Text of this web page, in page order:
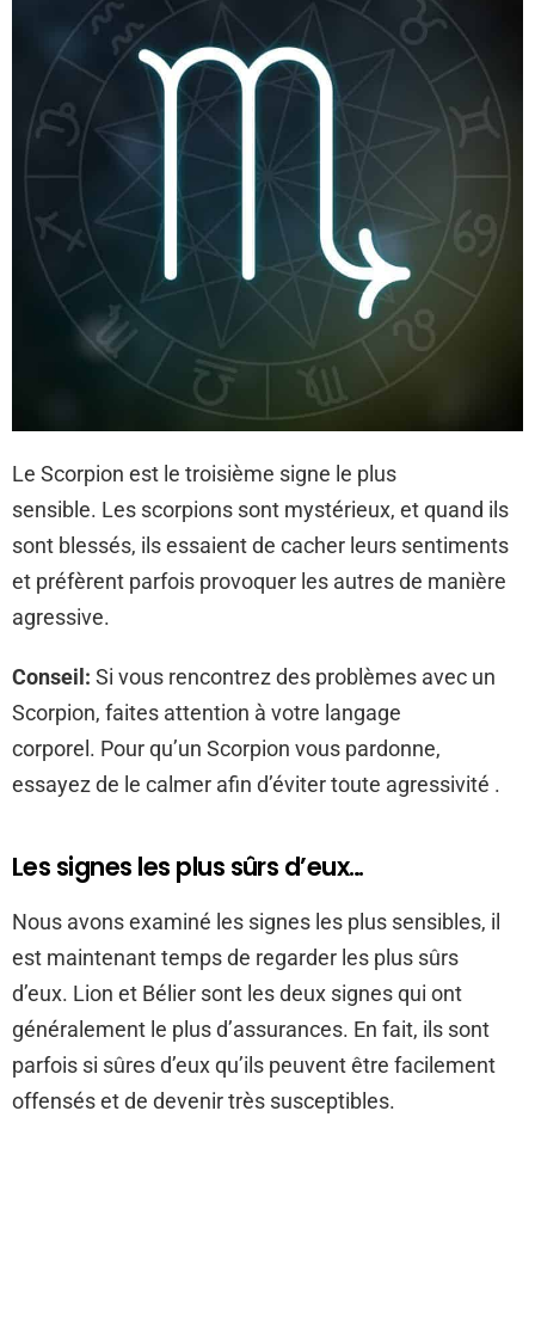
Le Scorpion est le troisième signe le plus
sensible. Les scorpions sont mystérieux, et quand ils
sont blessés, ils essaient de cacher leurs sentiments
et préfèrent parfois provoquer les autres de manière
agressive.
Conseil: Si vous rencontrez des problèmes avec un
Scorpion, faites attention à votre langage
corporel. Pour qu’un Scorpion vous pardonne,
essayez de le calmer afin d’éviter toute agressivité .
Les signes les plus sûrs d’eux…
Nous avons examiné les signes les plus sensibles, il
est maintenant temps de regarder les plus sûrs
d’eux. Lion et Bélier sont les deux signes qui ont
généralement le plus d’assurances. En fait, ils sont
parfois si sûres d’eux qu’ils peuvent être facilement
offensés et de devenir très susceptibles.